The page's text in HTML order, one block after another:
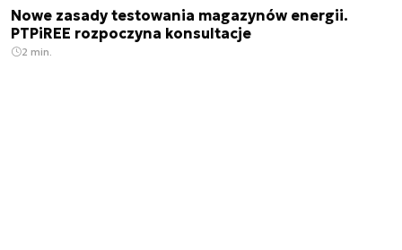
Nowe zasady testowania magazynów energii.
PTPiREE rozpoczyna konsultacje
2 min.